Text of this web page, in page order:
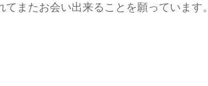
またお会い出来ることを願っています。